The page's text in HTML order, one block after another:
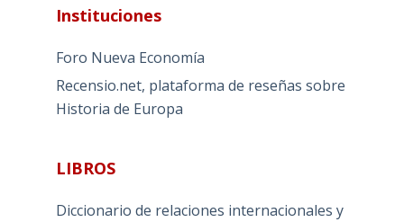
Instituciones
Foro Nueva Economía
Recensio.net, plataforma de reseñas sobre
Historia de Europa
LIBROS
Diccionario de relaciones internacionales y